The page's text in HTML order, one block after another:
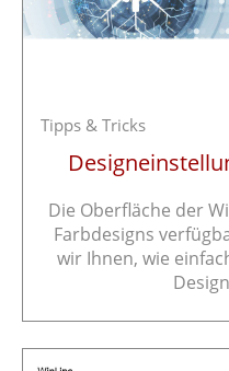
Tipps & Tricks
Die Oberfläche der
Farbdesigns
wir Ihnen, wie